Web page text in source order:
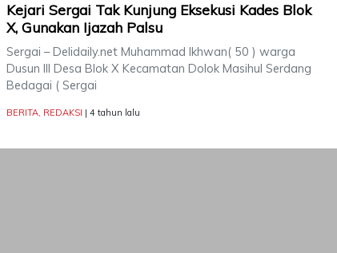
Kejari Sergai Tak Kunjung Eksekusi Kades Blok
X, Gunakan Ijazah Palsu
Sergai – Delidaily.net Muhammad Ikhwan( 50 ) warga
Dusun III Desa Blok X Kecamatan Dolok Masihul Serdang
Bedagai ( Sergai
BERITA, REDAKSI | 4 tahun lalu